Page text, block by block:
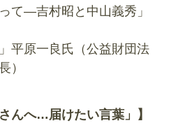
て―吉村昭と中山義秀」
平原一良氏（公益財団法
）
んへ…届けたい言葉」】